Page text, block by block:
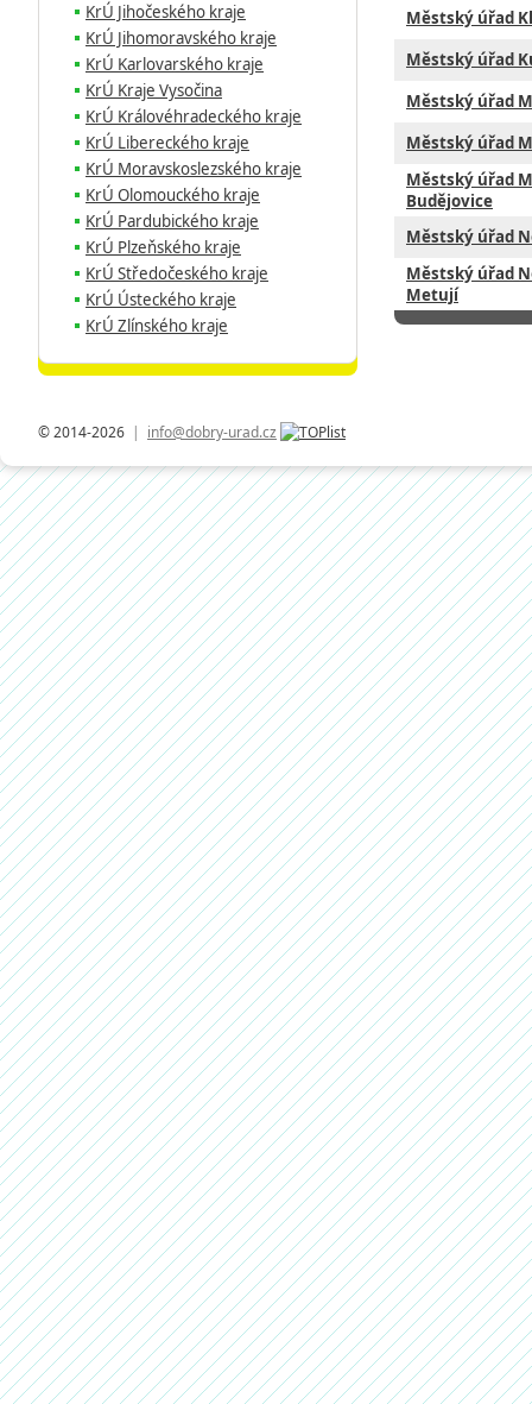
KrÚ Jihočeského kraje
KrÚ Jihomoravského kraje
KrÚ Karlovarského kraje
KrÚ Kraje Vysočina
KrÚ Královéhradeckého kraje
KrÚ Libereckého kraje
KrÚ Moravskoslezského kraje
KrÚ Olomouckého kraje
KrÚ Pardubického kraje
KrÚ Plzeňského kraje
KrÚ Středočeského kraje
KrÚ Ústeckého kraje
KrÚ Zlínského kraje
Městský úřad
Městský úřad
Městský úřad
Městský úřad
Městský úřad
Budějovice
Městský úřad
Městský úřad
Metují
© 2014-2026 | info@dobry-urad.cz